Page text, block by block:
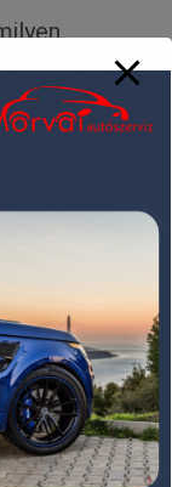
ha az azt